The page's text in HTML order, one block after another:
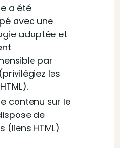
a été
avec une
adaptée et
par
les
contenu sur le
de
(liens HTML)